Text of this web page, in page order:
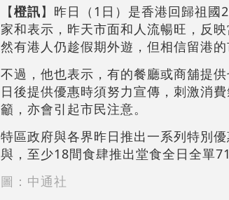
【橙訊】昨日（1日）是香港回歸祖
家和表示，昨天市面和人流暢旺，反
然有港人仍趁假期外遊，但相信留港的
不過，他也表示，有的餐廳或商舖提
日後提供優惠時須努力宣傳，刺激消
籲，亦會引起市民注意。
特區政府與各界昨日推出一系列特別
與，至少18間食肆推出堂食全日全單71
圖：中通社